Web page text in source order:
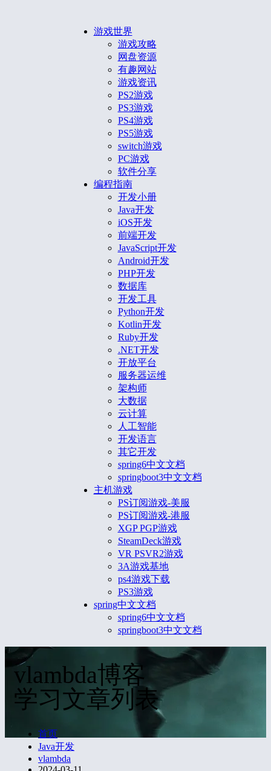
游戏世界
游戏攻略
网盘资源
有趣网站
游戏资讯
PS2游戏
PS3游戏
PS4游戏
PS5游戏
switch游戏
PC游戏
软件分享
编程指南
开发小册
Java开发
iOS开发
前端开发
JavaScript开发
Android开发
PHP开发
数据库
开发工具
Python开发
Kotlin开发
Ruby开发
.NET开发
开放平台
服务器运维
架构师
大数据
云计算
人工智能
开发语言
其它开发
spring6中文文档
springboot3中文文档
主机游戏
PS订阅游戏-美服
PS订阅游戏-港服
XGP PGP游戏
SteamDeck游戏
VR PSVR2游戏
3A游戏基地
ps4游戏下载
PS3游戏
spring中文文档
spring6中文文档
springboot3中文文档
vlambda博客
学习文章列表
首页
Java开发
vlambda